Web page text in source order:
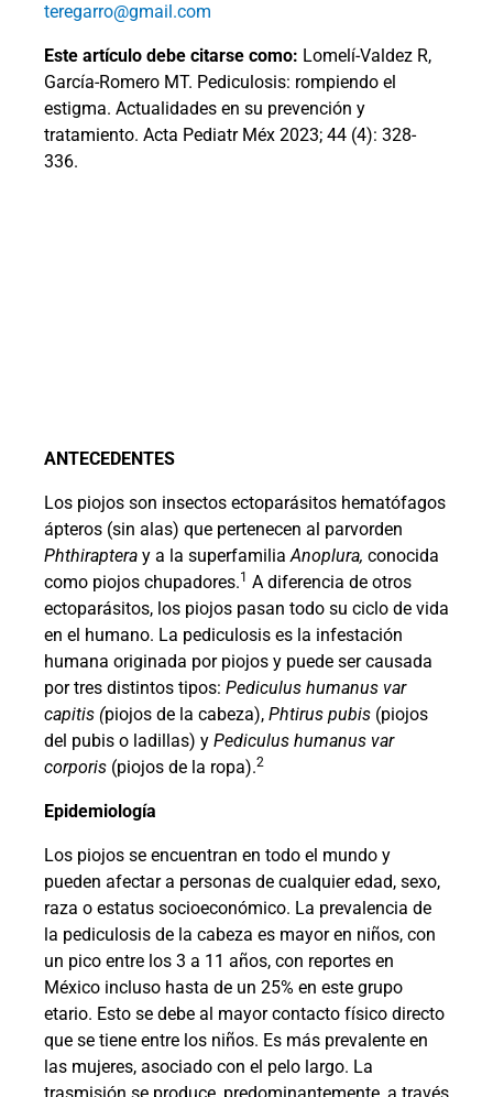
teregarro@gmail.com
Este artículo debe citarse como: Lomelí-Valdez R,
García-Romero MT. Pediculosis: rompiendo el
estigma. Actualidades en su prevención y
tratamiento. Acta Pediatr Méx 2023; 44 (4): 328-
336.
ANTECEDENTES
Los piojos son insectos ectoparásitos hematófagos
ápteros (sin alas) que pertenecen al parvorden
Phthiraptera y a la superfamilia Anoplura, conocida
como piojos chupadores.1 A diferencia de otros
ectoparásitos, los piojos pasan todo su ciclo de vida
en el humano. La pediculosis es la infestación
humana originada por piojos y puede ser causada
por tres distintos tipos: Pediculus humanus var
capitis (piojos de la cabeza), Phtirus pubis (piojos
del pubis o ladillas) y Pediculus humanus var
corporis (piojos de la ropa).2
Epidemiología
Los piojos se encuentran en todo el mundo y
pueden afectar a personas de cualquier edad, sexo,
raza o estatus socioeconómico. La prevalencia de
la pediculosis de la cabeza es mayor en niños, con
un pico entre los 3 a 11 años, con reportes en
México incluso hasta de un 25% en este grupo
etario. Esto se debe al mayor contacto físico directo
que se tiene entre los niños. Es más prevalente en
las mujeres, asociado con el pelo largo. La